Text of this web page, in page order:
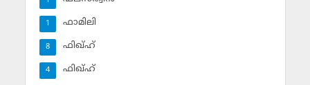
ഫാമിലി
1
ഫിഖ്ഹ്
8
ഫിഖ്ഹ്‌
4